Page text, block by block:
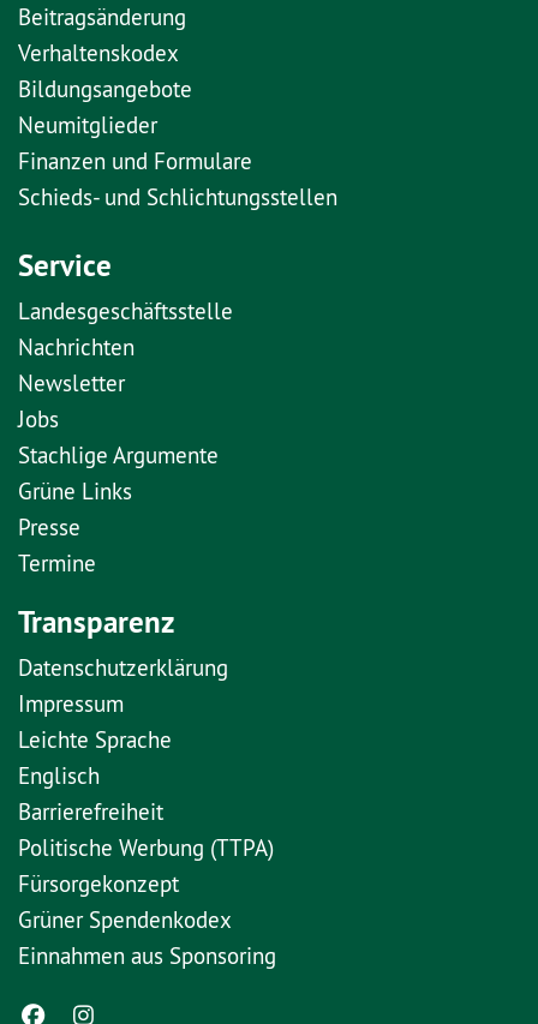
Beitragsänderung
Verhaltenskodex
Bildungsangebote
Neumitglieder
Finanzen und Formulare
Schieds- und Schlichtungsstellen
Service
Landesgeschäftsstelle
Nachrichten
Newsletter
Jobs
Stachlige Argumente
Grüne Links
Presse
Termine
Transparenz
Datenschutzerklärung
Impressum
Leichte Sprache
Englisch
Barrierefreiheit
Politische Werbung (TTPA)
Fürsorgekonzept
Grüner Spendenkodex
Einnahmen aus Sponsoring